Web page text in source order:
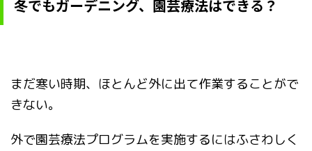
冬でもガーデニング、園芸療法はできる？
まだ寒い時期、ほとんど外に出て作業することがで
きない。
外で園芸療法プログラムを実施するにはふさわしく